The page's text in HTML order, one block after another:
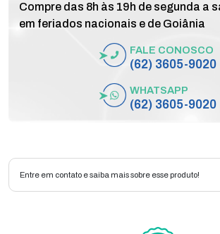
Compre das 8h às 19h de segunda a
em feriados nacionais e de Goiânia
FALE CONOSCO
(62) 3605-9020
WHATSAPP
(62) 3605-9020
Entre em contato e saiba mais sobre esse produto!